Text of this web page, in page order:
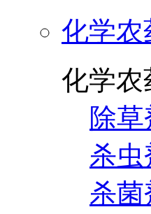
化学农
化学农
除草
杀虫
杀菌